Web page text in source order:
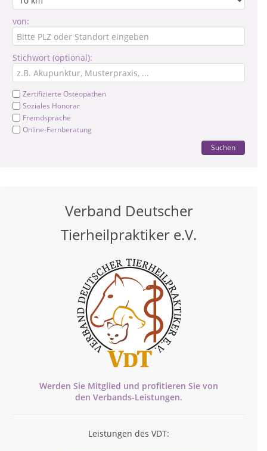
von:
Stichwort (optional):
Zertifizierte Osteopathen
Soziales Honorar
Fremdsprache
Online-Fernberatung
Suchen
Verband Deutscher
Tierheilpraktiker e.V.
Werden Sie Mitglied und profitieren Sie von
den Verbands-Leistungen.
Leistungen des VDT: